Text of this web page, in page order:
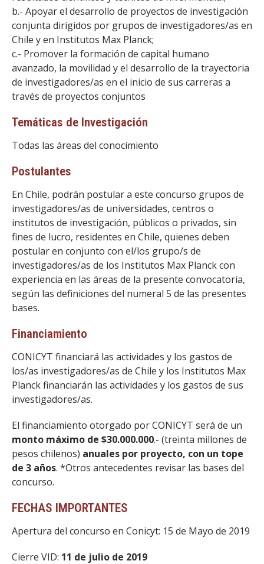
b.- Apoyar el desarrollo de proyectos de investigación
conjunta dirigidos por grupos de investigadores/as en
Chile y en Institutos Max Planck;
c.- Promover la formación de capital humano
avanzado, la movilidad y el desarrollo de la trayectoria
de investigadores/as en el inicio de sus carreras a
través de proyectos conjuntos
Temáticas de Investigación
Todas las áreas del conocimiento
Postulantes
En Chile, podrán postular a este concurso grupos de
investigadores/as de universidades, centros o
institutos de investigación, públicos o privados, sin
fines de lucro, residentes en Chile, quienes deben
postular en conjunto con el/los grupo/s de
investigadores/as de los Institutos Max Planck con
experiencia en las áreas de la presente convocatoria,
según las definiciones del numeral 5 de las presentes
bases.
Financiamiento
CONICYT financiará las actividades y los gastos de
los/as investigadores/as de Chile y los Institutos Max
Planck financiarán las actividades y los gastos de sus
investigadores/as.
El financiamiento otorgado por CONICYT será de un
monto máximo de $30.000.000.- (treinta millones de
pesos chilenos) anuales por proyecto, con un tope
de 3 años. *Otros antecedentes revisar las bases del
concurso.
FECHAS IMPORTANTES
Apertura del concurso en Conicyt: 15 de Mayo de 2019
Cierre VID: 11 de julio de 2019